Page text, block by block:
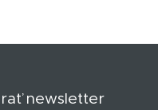
newsletter